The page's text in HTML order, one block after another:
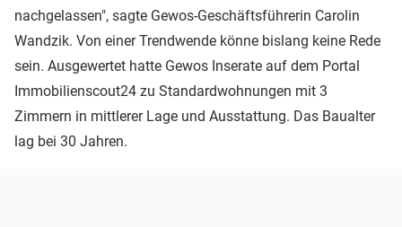
nachgelassen", sagte Gewos-Geschäftsführerin Carolin
Wandzik. Von einer Trendwende könne bislang keine Rede
sein. Ausgewertet hatte Gewos Inserate auf dem Portal
Immobilienscout24 zu Standardwohnungen mit 3
Zimmern in mittlerer Lage und Ausstattung. Das Baualter
lag bei 30 Jahren.